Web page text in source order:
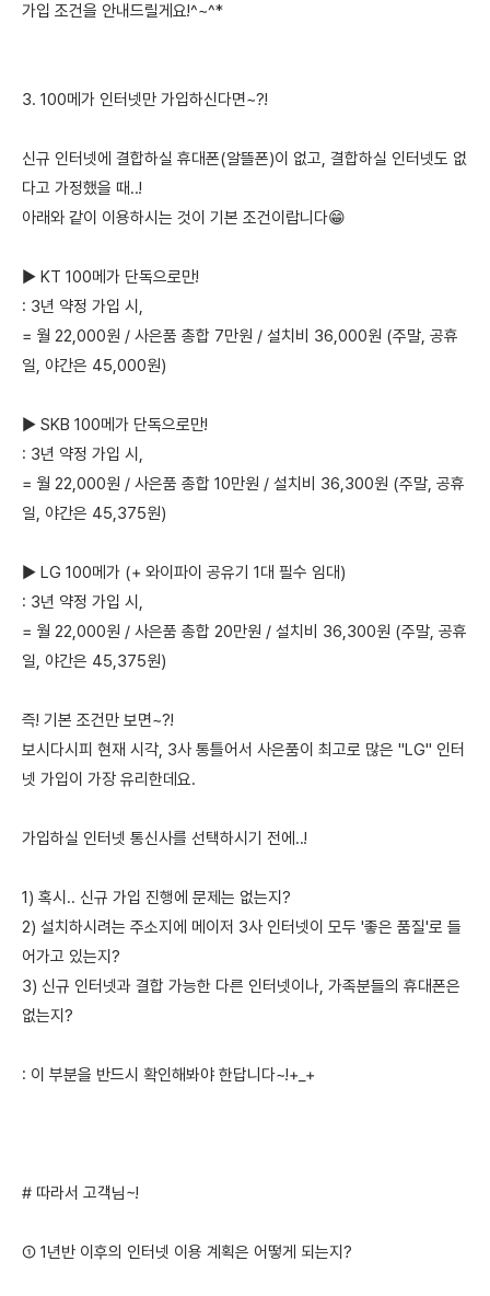
가입 조건을 안내드릴게요!^~^*
3. 100메가 인터넷만 가입하신다면~?!
신규 인터넷에 결합하실 휴대폰(알뜰폰)이 없고, 결합하실 인터넷도 없
다고 가정했을 때..!
아래와 같이 이용하시는 것이 기본 조건이랍니다😁
▶ KT 100메가 단독으로만!
: 3년 약정 가입 시,
= 월 22,000원 / 사은품 총합 7만원 / 설치비 36,000원 (주말, 공휴
일, 야간은 45,000원)
▶ SKB 100메가 단독으로만!
: 3년 약정 가입 시,
= 월 22,000원 / 사은품 총합 10만원 / 설치비 36,300원 (주말, 공휴
일, 야간은 45,375원)
▶ LG 100메가 (+ 와이파이 공유기 1대 필수 임대)
: 3년 약정 가입 시,
= 월 22,000원 / 사은품 총합 20만원 / 설치비 36,300원 (주말, 공휴
일, 야간은 45,375원)
즉! 기본 조건만 보면~?!
보시다시피 현재 시각, 3사 통틀어서 사은품이 최고로 많은 "LG" 인터
넷 가입이 가장 유리한데요.
가입하실 인터넷 통신사를 선택하시기 전에..!
1) 혹시.. 신규 가입 진행에 문제는 없는지?
2) 설치하시려는 주소지에 메이저 3사 인터넷이 모두 '좋은 품질'로 들
어가고 있는지?
3) 신규 인터넷과 결합 가능한 다른 인터넷이나, 가족분들의 휴대폰은
없는지?
: 이 부분을 반드시 확인해봐야 한답니다~!+_+
# 따라서 고객님~!
① 1년반 이후의 인터넷 이용 계획은 어떻게 되는지?